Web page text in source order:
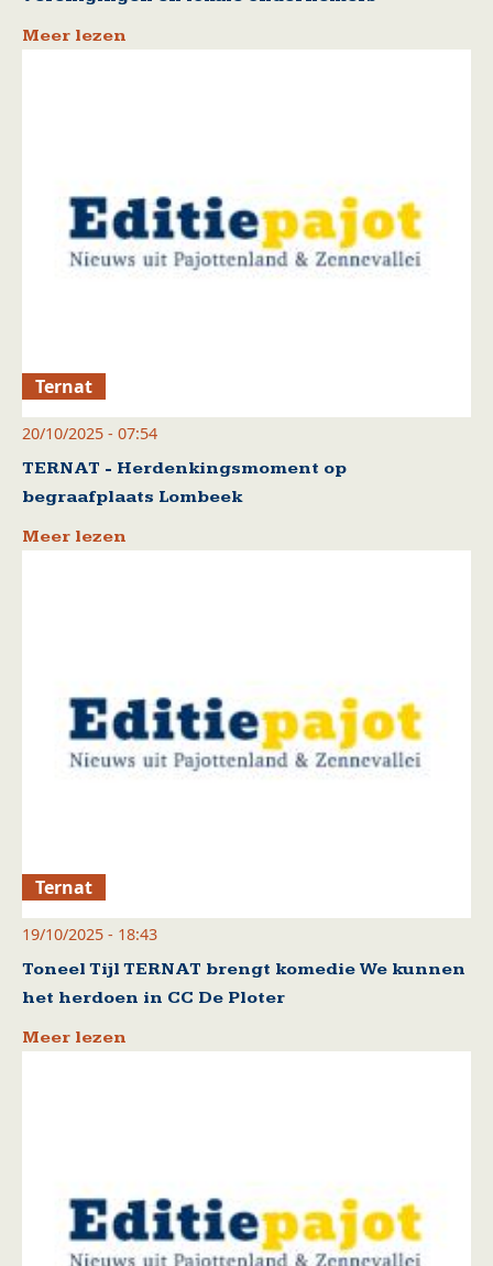
Meer lezen
Ternat
20/10/2025 - 07:54
TERNAT - Herdenkingsmoment op
begraafplaats Lombeek
Meer lezen
Ternat
19/10/2025 - 18:43
Toneel Tijl TERNAT brengt komedie We kunnen
het herdoen in CC De Ploter
Meer lezen